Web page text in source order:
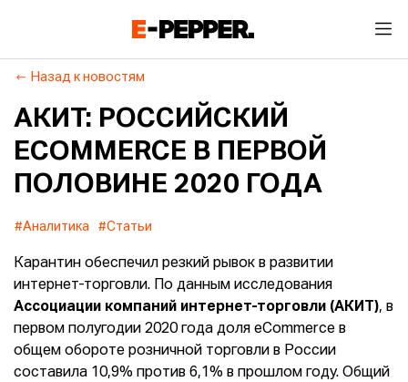
Назад к новостям
АКИТ: РОССИЙСКИЙ
ECOMMERСE В ПЕРВОЙ
ПОЛОВИНЕ 2020 ГОДА
#Аналитика #Статьи
Карантин обеспечил резкий рывок в развитии
интернет-торговли. По данным исследования
Ассоциации компаний интернет-торговли (АКИТ), в
первом полугодии 2020 года доля eСommerce в
общем обороте розничной торговли в России
составила 10,9% против 6,1% в прошлом году. Общий